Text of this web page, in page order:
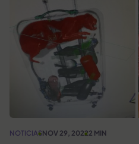
NOTICIASNOV 29, 20222 MIN